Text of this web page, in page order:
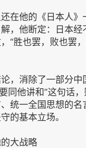
在他的《日本人》
，他断定：日本经
“胜也罢，败也罢
，消除了一部分中
同他讲和”这句话
统一全国思想的名
的基本立场。
大战略